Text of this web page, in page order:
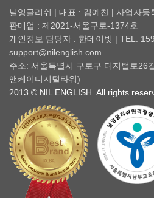
닐잉글리쉬 | 대표 : 김예찬 | 사업자
판매업 : 제2021-서울구로-1374호
개인정보 담당자 : 한데이빗 | TEL:
support@nilenglish.com
주소: 서울특별시 구로구 디지털로26
앤케이디지털타워)
2013 © NIL ENGLISH. All rights